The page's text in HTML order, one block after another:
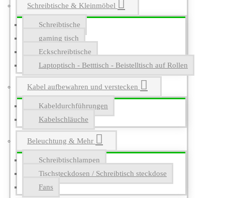
Schreibtische & Kleinmöbel
Schreibtische
gaming tisch
Eckschreibtische
Laptoptisch - Betttisch - Beistelltisch auf Rollen
Kabel aufbewahren und verstecken
Kabeldurchführungen
Kabelschläuche
Beleuchtung & Mehr
Schreibtischlampen
Tischsteckdosen / Schreibtisch steckdose
Fans